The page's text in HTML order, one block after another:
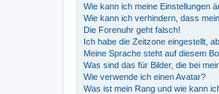
Wie kann ich meine Einstellungen
Wie kann ich verhindern, dass
Die Forenuhr geht falsch!
Ich habe die Zeitzone eingestellt,
Meine Sprache steht auf diesem
Was sind das für Bilder, die bei
Wie verwende ich einen Avatar?
Was ist mein Rang und wie kann